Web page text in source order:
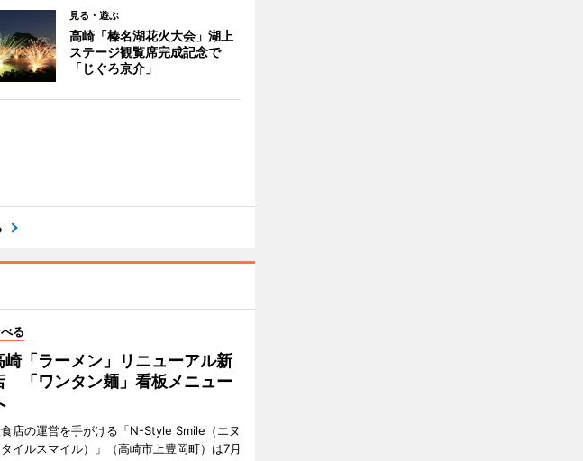
見る・遊ぶ
高崎「榛名湖花火大会」湖上
ステージ観覧席完成記念で
「じぐろ京介」
る
崎「ラーメン」リニューアル新
「ワンタン麺」看板メニュー
店の運営を手がける「N-Style Smile（エヌ
タイルスマイル）」（高崎市上豊岡町）は7月